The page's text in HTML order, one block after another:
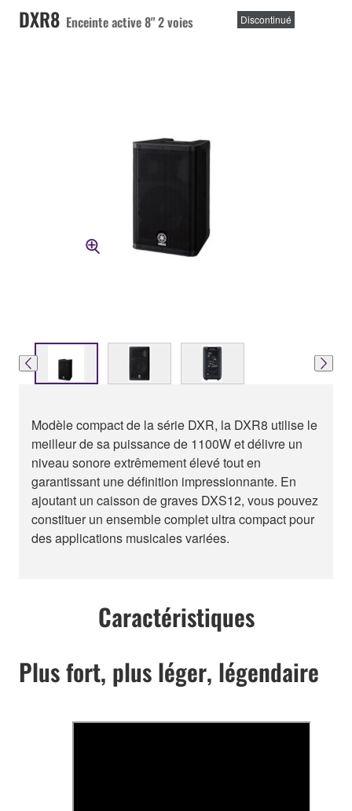
DXR8 Enceinte active 8" 2 voies Discontinué
Modèle compact de la série DXR, la DXR8 utilise le
meilleur de sa puissance de 1100W et délivre un
niveau sonore extrêmement élevé tout en
garantissant une définition impressionnante. En
ajoutant un caisson de graves DXS12, vous pouvez
constituer un ensemble complet ultra compact pour
des applications musicales variées.
Caractéristiques
Plus fort, plus léger, légendaire